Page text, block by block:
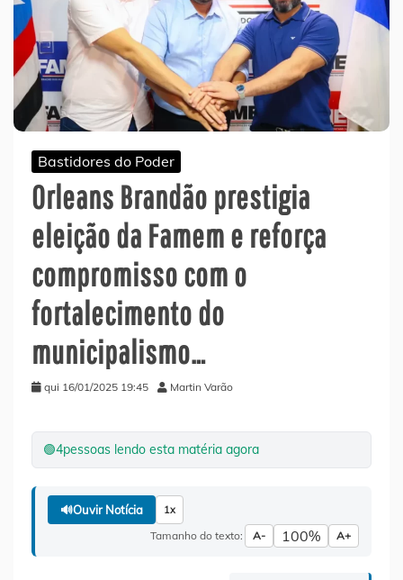
Bastidores do Poder
Orleans Brandão prestigia
eleição da Famem e reforça
compromisso com o
fortalecimento do
municipalismo…
qui 16/01/2025 19:45 Martin Varão
🟢4pessoas lendo esta matéria agora
🔊Ouvir Notícia 1x
Tamanho do texto: A- 100% A+